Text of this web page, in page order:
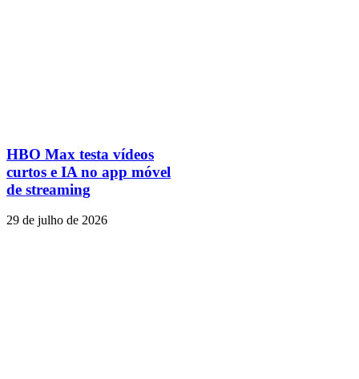
HBO Max testa vídeos
curtos e IA no app móvel
de streaming
29 de julho de 2026